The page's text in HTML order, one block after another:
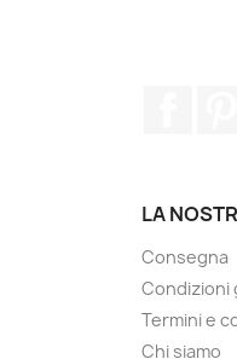
LA
Consegna
Condizioni
Termini e
Chi siamo